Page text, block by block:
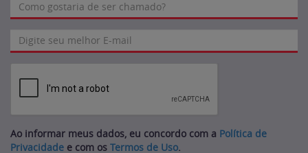
Ao informar meus dados, eu concordo com a Política de
Privacidade e com os Termos de Uso.